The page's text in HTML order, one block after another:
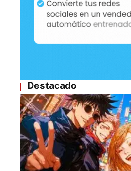
Destacado